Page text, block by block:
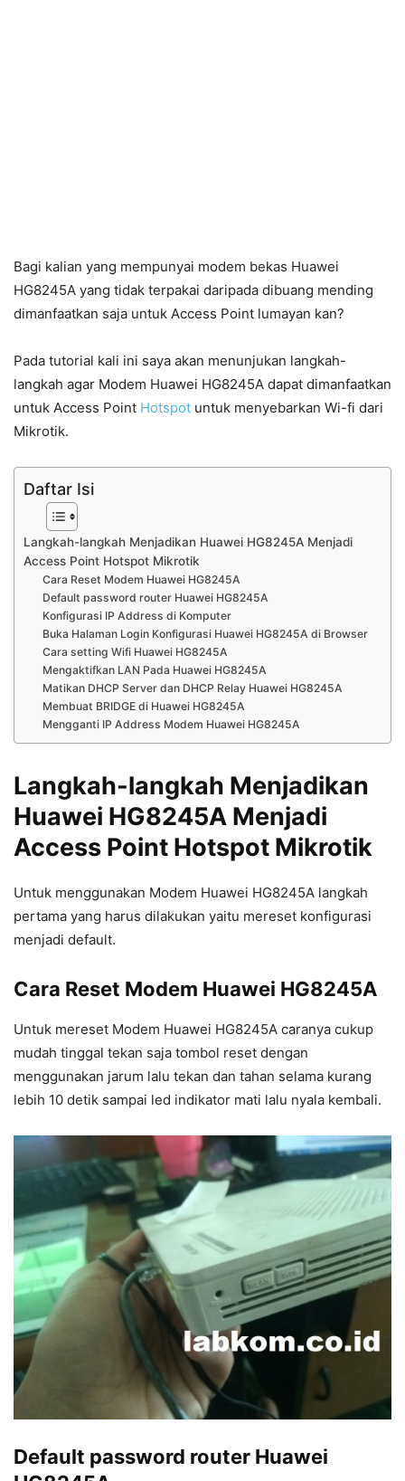
Bagi kalian yang mempunyai modem bekas Huawei
HG8245A yang tidak terpakai daripada dibuang mending
dimanfaatkan saja untuk Access Point lumayan kan?
Pada tutorial kali ini saya akan menunjukan langkah-
langkah agar Modem Huawei HG8245A dapat dimanfaatkan
untuk Access Point Hotspot untuk menyebarkan Wi-fi dari
Mikrotik.
Daftar Isi
Langkah-langkah Menjadikan Huawei HG8245A Menjadi
Access Point Hotspot Mikrotik
Cara Reset Modem Huawei HG8245A
Default password router Huawei HG8245A
Konfigurasi IP Address di Komputer
Buka Halaman Login Konfigurasi Huawei HG8245A di Browser
Cara setting Wifi Huawei HG8245A
Mengaktifkan LAN Pada Huawei HG8245A
Matikan DHCP Server dan DHCP Relay Huawei HG8245A
Membuat BRIDGE di Huawei HG8245A
Mengganti IP Address Modem Huawei HG8245A
Langkah-langkah Menjadikan
Huawei HG8245A Menjadi
Access Point Hotspot Mikrotik
Untuk menggunakan Modem Huawei HG8245A langkah
pertama yang harus dilakukan yaitu mereset konfigurasi
menjadi default.
Cara Reset Modem Huawei HG8245A
Untuk mereset Modem Huawei HG8245A caranya cukup
mudah tinggal tekan saja tombol reset dengan
menggunakan jarum lalu tekan dan tahan selama kurang
lebih 10 detik sampai led indikator mati lalu nyala kembali.
Default password router Huawei